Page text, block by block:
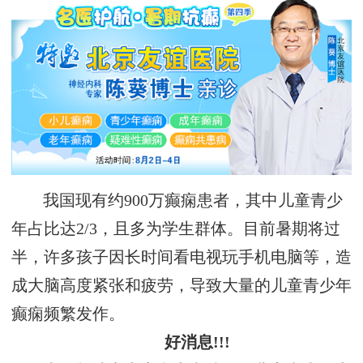
我国现有约900万癫痫患者，其中儿童青少
年占比达2/3，且多为学生群体。目前暑期将过
半，许多孩子因长时间看电视玩手机电脑等，造
成大脑高度紧张和疲劳，导致大量的儿童青少年
癫痫频繁发作。
好消息!!!